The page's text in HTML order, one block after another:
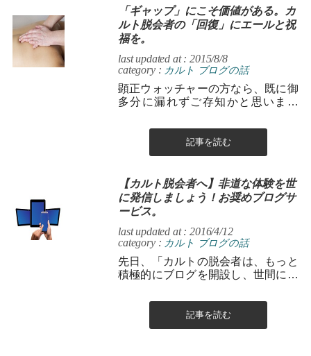
「ギャップ」にこそ価値がある。カ
ルト脱会者の「回復」にエールと祝
福を。
last updated at : 2015/8/8
category : カルト ブログの話
顕正ウォッチャーの方なら、既に御
多分に漏れずご存知かと思います
顕正ライフ」をこちらで紹介させて
記事を読む
【カルト脱会者へ】非道な体験を世
に発信しましょう！お奨めブログサ
ービス。
last updated at : 2016/4/12
category : カルト ブログの話
先日、「カルトの脱会者は、もっと
積極的にブログを開設し、世間に向
き！またそれを行うことで、自己の
心の奥底にあ...記事を読む